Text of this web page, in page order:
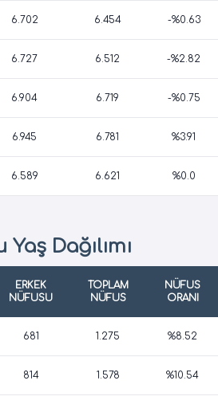
6.702 6.454 -%0.63
6.727 6.512 -%2.82
6.904 6.719 -%0.75
6.945 6.781 %3.91
6.589 6.621 %0.0
Dağılımı
ERKEK
NÜFUSU
TOPLAM
NÜFUS
NÜFUS
ORANI
681 1.275 %8.52
814 1.578 %10.54